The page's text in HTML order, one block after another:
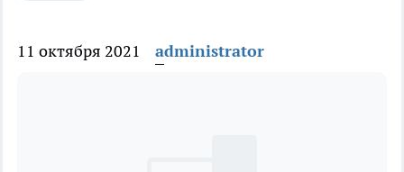
11 октября 2021 administrator